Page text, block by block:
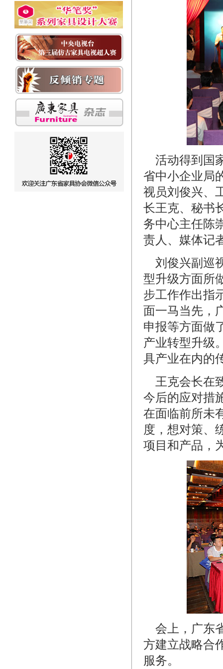
活动得到国
省中小企业局
视员刘俊兴、
长王克、秘书
务中心主任陈
责人、媒体记
刘俊兴副巡
型升级方面所
步工作作出指
面一马当先，
申报等方面做
产业转型升级
具产业在内的
王克会长在
今后的应对措
在面临前所未
度，想对策、
项目和产品，
会上，广东
方建立战略合
服务。